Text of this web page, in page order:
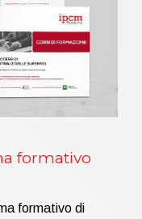
formativo
formativo di